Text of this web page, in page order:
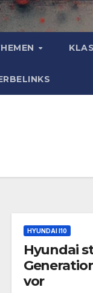
HYUNDAI I10
Hyundai
vor